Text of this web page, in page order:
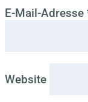
E-Mail-Adresse
Website